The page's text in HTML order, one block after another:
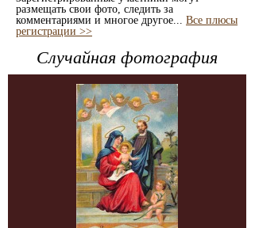
размещать свои фото, следить за
комментариями и многое другое... Все плюсы
регистрации >>
Случайная фотография